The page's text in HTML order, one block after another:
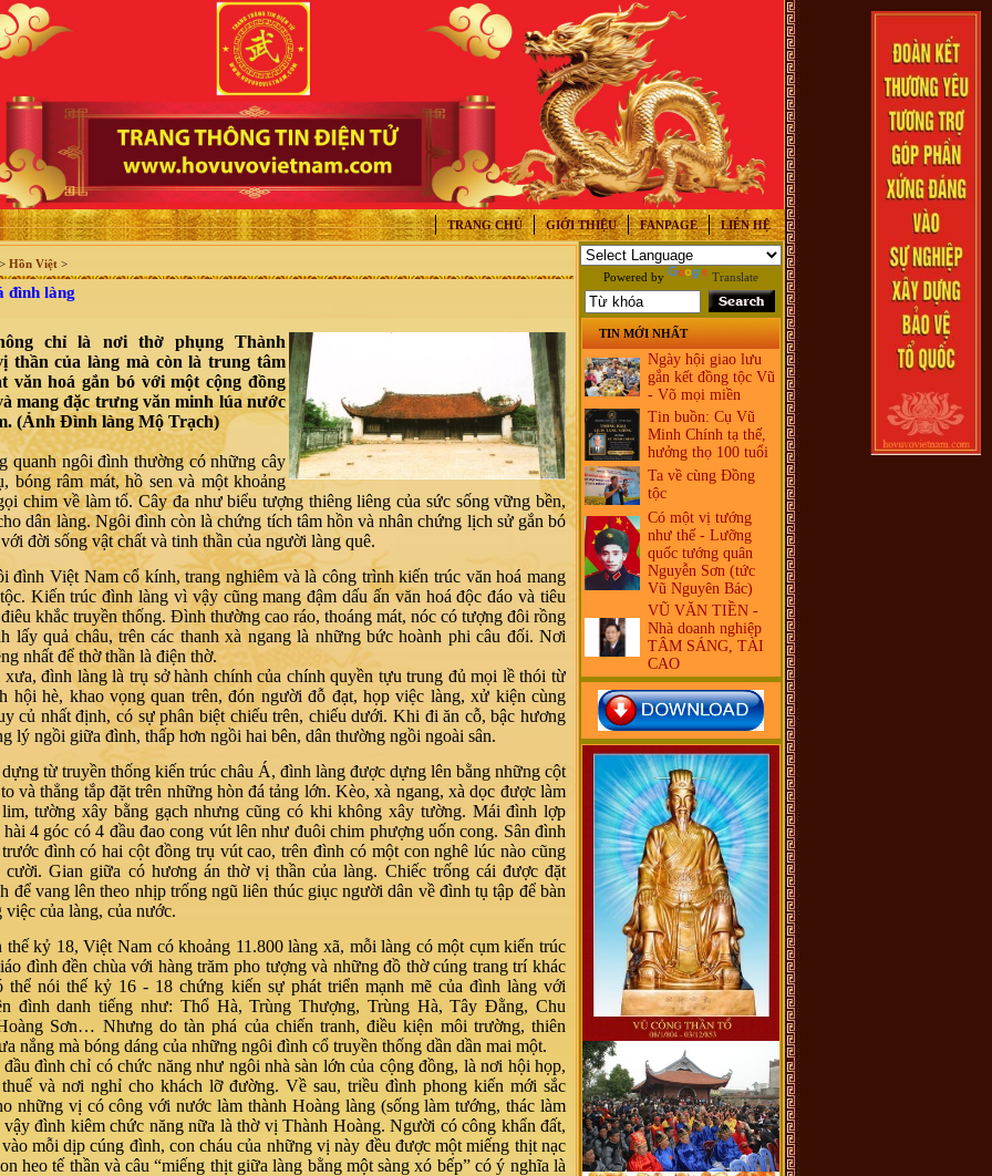
TRANG CHỦ GIỚI THIỆU FANPAGE LIÊN HỆ
> Hồn Việt >
đình làng
chỉ là nơi thờ phụng Thành
thần của làng mà còn là trung tâm
văn hoá gắn bó với một cộng đồng
mang đặc trưng văn minh lúa nước
(Ảnh Đình làng Mộ Trạch)
ngôi đình thường có những cây
bóng râm mát, hồ sen và một khoảng
chim về làm tổ. Cây đa như biểu tượng thiêng liêng của sức sống vững bền,
dân làng. Ngôi đình còn là chứng tích tâm hồn và nhân chứng lịch sử gắn bó
đời sống vật chất và tinh thần của người làng quê.
Việt Nam cổ kính, trang nghiêm và là công trình kiến trúc văn hoá mang
Kiến trúc đình làng vì vậy cũng mang đậm dấu ấn văn hoá độc đáo và tiêu
khắc truyền thống. Đình thường cao ráo, thoáng mát, nóc có tượng đôi rồng
lấy quả châu, trên các thanh xà ngang là những bức hoành phi câu đối. Nơi
nhất để thờ thần là điện thờ.
đình làng là trụ sở hành chính của chính quyền tựu trung đủ mọi lề thói từ
hội hè, khao vọng quan trên, đón người đỗ đạt, họp việc làng, xử kiện cùng
củ nhất định, có sự phân biệt chiếu trên, chiếu dưới. Khi đi ăn cỗ, bậc hương
lý ngồi giữa đình, thấp hơn ngồi hai bên, dân thường ngồi ngoài sân.
từ truyền thống kiến trúc châu Á, đình làng được dựng lên bằng những cột
và thẳng tắp đặt trên những hòn đá tảng lớn. Kèo, xà ngang, xà dọc được làm
tường xây bằng gạch nhưng cũng có khi không xây tường. Mái đình lợp
4 góc có 4 đầu đao cong vút lên như đuôi chim phượng uốn cong. Sân đình
đình có hai cột đồng trụ vút cao, trên đình có một con nghê lúc nào cũng
cười. Gian giữa có hương án thờ vị thần của làng. Chiếc trống cái được đặt
để vang lên theo nhịp trống ngũ liên thúc giục người dân về đình tụ tập để bàn
việc của làng, của nước.
kỷ 18, Việt Nam có khoảng 11.800 làng xã, mỗi làng có một cụm kiến trúc
đình đền chùa với hàng trăm pho tượng và những đồ thờ cúng trang trí khác
thể nói thế kỷ 16 - 18 chứng kiến sự phát triển mạnh mẽ của đình làng với
đình danh tiếng như: Thổ Hà, Trùng Thượng, Trùng Hà, Tây Đằng, Chu
Sơn… Nhưng do tàn phá của chiến tranh, điều kiện môi trường, thiên
nắng mà bóng dáng của những ngôi đình cổ truyền thống dần dần mai một.
đình chỉ có chức năng như ngôi nhà sàn lớn của cộng đồng, là nơi hội họp,
và nơi nghỉ cho khách lỡ đường. Về sau, triều đình phong kiến mới sắc
những vị có công với nước làm thành Hoàng làng (sống làm tướng, thác làm
đình kiêm chức năng nữa là thờ vị Thành Hoàng. Người có công khẩn đất,
mỗi dịp cúng đình, con cháu của những vị này đều được một miếng thịt nạc
heo tế thần và câu “miếng thịt giữa làng bằng một sàng xó bếp” có ý nghĩa là
Powered by Translate
TIN MỚI NHẤT
Ngày hội giao lưu
gắn kết đồng tộc Vũ
- Võ mọi miền
Tin buồn: Cụ Vũ
Minh Chính tạ thế,
hưởng thọ 100 tuổi
Ta về cùng Đồng
tộc
Có một vị tướng
như thế - Lưỡng
quốc tướng quân
Nguyễn Sơn (tức
Vũ Nguyên Bác)
VŨ VĂN TIỀN -
Nhà doanh nghiệp
TÂM SÁNG, TÀI
CAO